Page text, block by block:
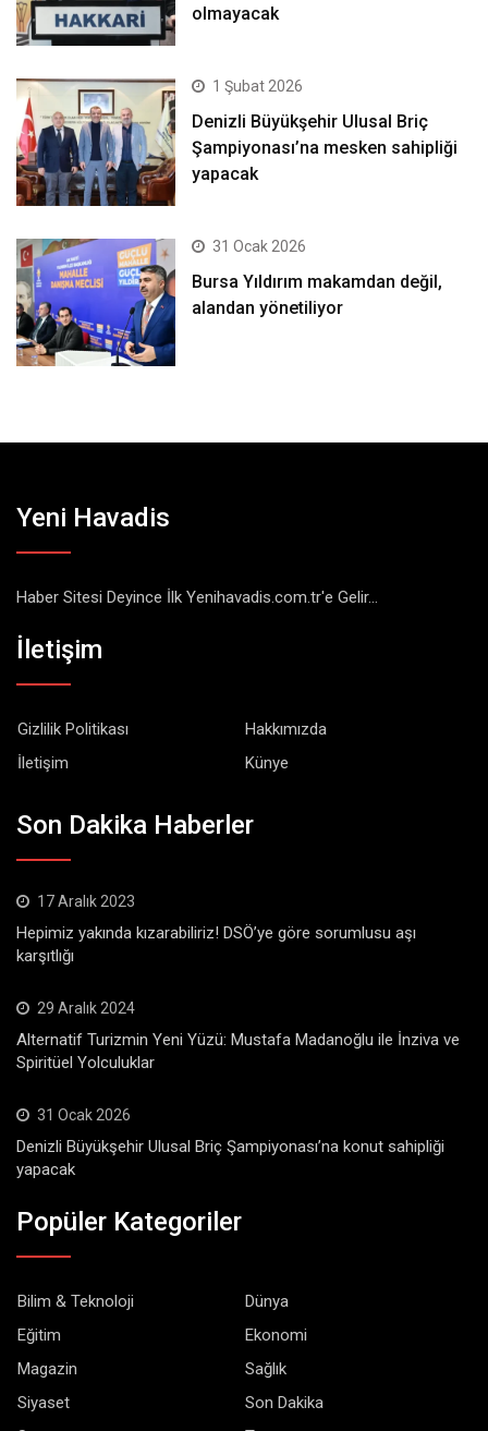
olmayacak
1 Şubat 2026
Denizli Büyükşehir Ulusal Briç
Şampiyonası’na mesken sahipliği
yapacak
31 Ocak 2026
Bursa Yıldırım makamdan değil,
alandan yönetiliyor
Yeni Havadis
Haber Sitesi Deyince İlk Yenihavadis.com.tr'e Gelir...
İletişim
Gizlilik Politikası
Hakkımızda
İletişim
Künye
Son Dakika Haberler
17 Aralık 2023
Hepimiz yakında kızarabiliriz! DSÖ’ye göre sorumlusu aşı
karşıtlığı
29 Aralık 2024
Alternatif Turizmin Yeni Yüzü: Mustafa Madanoğlu ile İnziva ve
Spiritüel Yolculuklar
31 Ocak 2026
Denizli Büyükşehir Ulusal Briç Şampiyonası’na konut sahipliği
yapacak
Popüler Kategoriler
Bilim & Teknoloji
Dünya
Eğitim
Ekonomi
Magazin
Sağlık
Siyaset
Son Dakika